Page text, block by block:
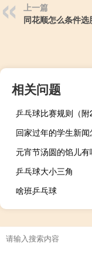
上一篇
同花顺怎么条件选
相关问题
回家过年的学生新
元宵节汤圆的馅儿有
乒乓球大小三角
啥班乒乓球
国产乒乓球底板哪个